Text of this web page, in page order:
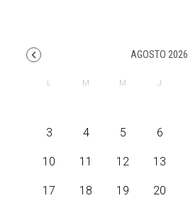
AGOSTO 2026
3 4 5 6
10 11 12 13
17 18 19 20